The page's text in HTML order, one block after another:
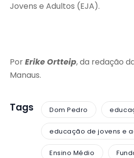
Jovens e Adultos (EJA).
PorErike Ortteip, da redação
Manaus.
Tags Dom Pedro
educação de jovens e
Ensino Médio